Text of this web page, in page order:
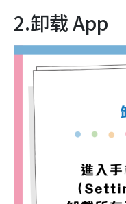
2.卸载 App